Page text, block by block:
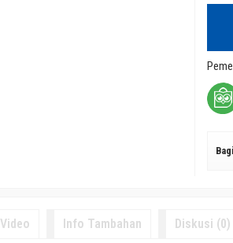
Video Info Tambahan Diskusi (0)